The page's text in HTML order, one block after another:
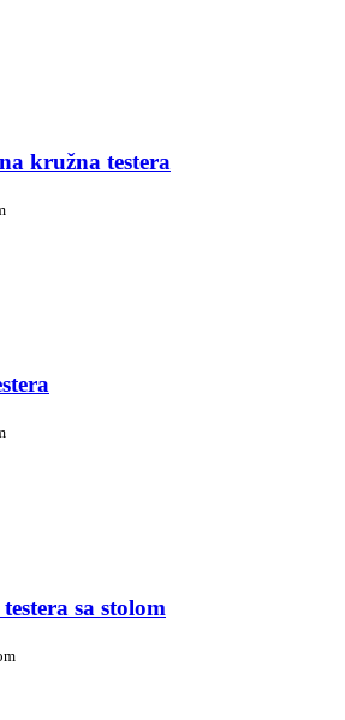
kružna testera
sa stolom